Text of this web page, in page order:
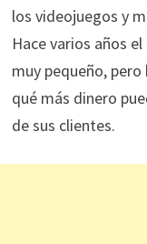
los videojuegos y
Hace varios años
muy pequeño,
qué más dinero
de sus clientes.